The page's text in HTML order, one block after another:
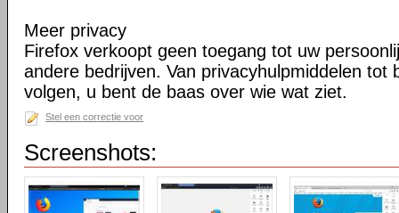
Meer privacy
Firefox verkoopt geen toegang tot uw
andere bedrijven. Van privacyhulpmiddelen tot
volgen, u bent de baas over wie wat ziet.
Stel een correctie voor
Screenshots: